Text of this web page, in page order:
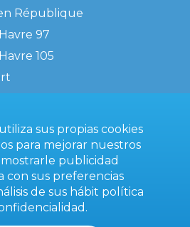
République
97
105
sus propias cookies
para mejorar nuestros
mostrarle publicidad
con sus preferencias
de sus hábit política
.